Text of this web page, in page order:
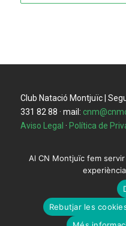
Club Natació Montjuïc |
331 82 88 · mail:
Aviso Legal · Política de
Al CN Montjuïc fem
Rebutjar les